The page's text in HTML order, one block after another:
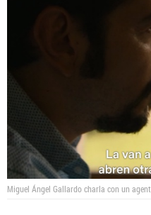
Miguel Ángel Gallardo charla con un